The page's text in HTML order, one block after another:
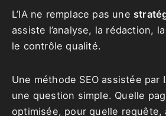
L’IA ne remplace pas une
assiste l’analyse, la rédaction,
le contrôle qualité.
Une méthode SEO assistée par
une question simple. Quelle
optimisée, pour quelle